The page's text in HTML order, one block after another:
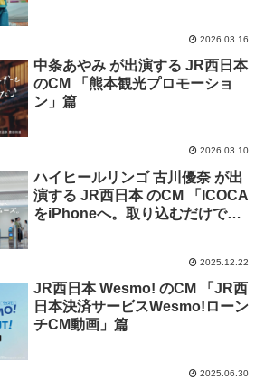
2026.03.16
中条あやみ が出演する JR西日本
のCM 「熊本観光プロモーショ
ン」篇
2026.03.10
ハイヒールリンゴ 古川優奈 が出
演する JR西日本 のCM 「ICOCA
をiPhoneへ。取り込むだけで、
でもすんごいスムーズ。」篇2025.12.22
JR西日本 Wesmo! のCM 「JR西
日本決済サービスWesmo!ローン
チCM動画」篇
2025.06.30